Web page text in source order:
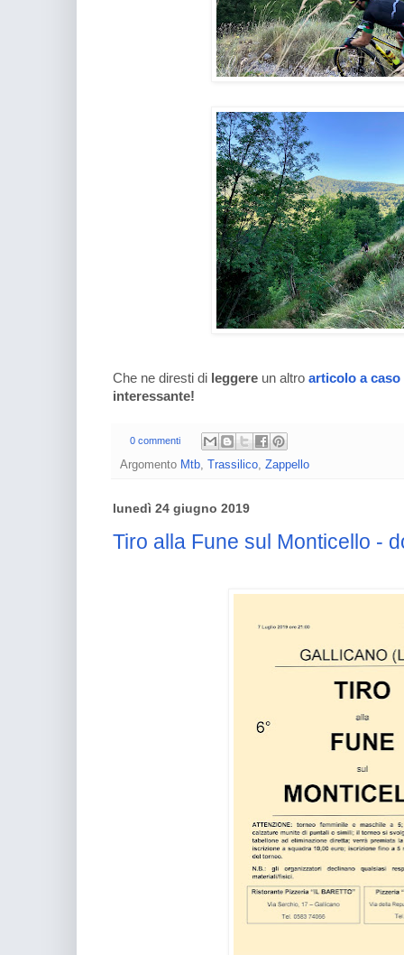
Che ne diresti di leggere un altro articolo a caso
interessante!
0 commenti
Argomento Mtb, Trassilico, Zappello
lunedì 24 giugno 2019
Tiro alla Fune sul Monticello -